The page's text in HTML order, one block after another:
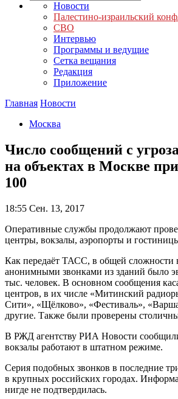
Новости
Палестино-израильский
СВО
Интервью
Программы и ведущие
Сетка вещания
Редакция
Приложение
Главная Новости
Москва
Число сообщений с
на объектах в Москве
100
18:55 Сен. 13, 2017
Оперативные службы продолжают
центры, вокзалы, аэропорты и
Как передаёт ТАСС, в общей сложности
анонимными звонками из зданий было
тыс. человек. В основном сообщения
центров, в их числе «Митинский
Сити», «Щёлково», «Фестиваль»,
другие. Также были проверены
В РЖД агентству РИА Новости
вокзалы работают в штатном режиме.
Серия подобных звонков в последние
в крупных российских городах.
нигде не подтвердилась.